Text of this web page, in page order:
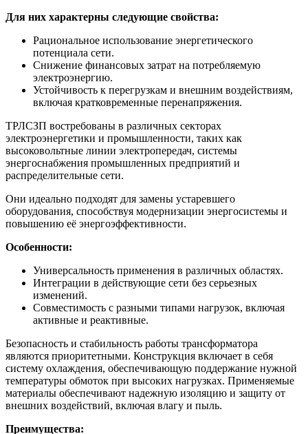
Для них характерны следующие свойства:
Рациональное использование энергетического
потенциала сети.
Снижение финансовых затрат на потребляемую
электроэнергию.
Устойчивость к перегрузкам и внешним воздействиям,
включая кратковременные перенапряжения.
ТРЛСЗП востребованы в различных секторах
электроэнергетики и промышленности, таких как
высоковольтные линии электропередач, системы
энергоснабжения промышленных предприятий и
распределительные сети.
Они идеально подходят для замены устаревшего
оборудования, способствуя модернизации энергосистемы и
повышению её энергоэффективности.
Особенности:
Универсальность применения в различных областях.
Интеграции в действующие сети без серьезных
изменений.
Совместимость с разными типами нагрузок, включая
активные и реактивные.
Безопасность и стабильность работы трансформатора
являются приоритетными. Конструкция включает в себя
систему охлаждения, обеспечивающую поддержание нужной
температуры обмоток при высоких нагрузках. Применяемые
материалы обеспечивают надежную изоляцию и защиту от
внешних воздействий, включая влагу и пыль.
Преимущества: